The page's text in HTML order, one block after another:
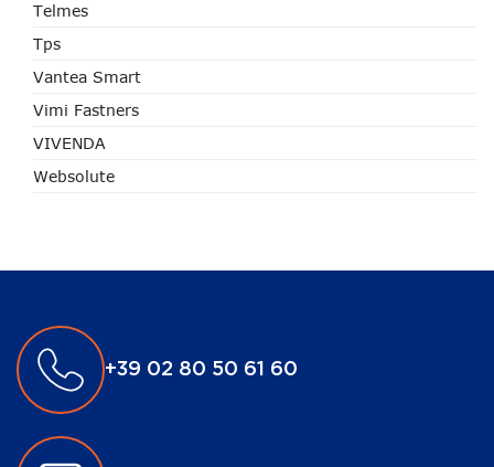
Telmes
Tps
Vantea Smart
Vimi Fastners
VIVENDA
Websolute
+39 02 80 50 61 60